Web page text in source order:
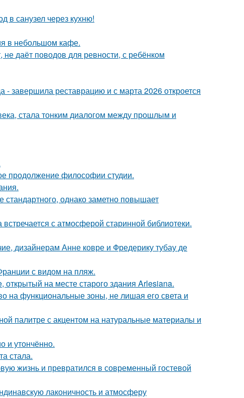
в санузел через кухню!
в небольшом кафе.
даёт поводов для ревности, с ребёнком
завершила реставрацию и с марта 2026 откроется
стала тонким диалогом между прошлым и
продолжение философии студии.
однако заметно повышает
с атмосферой старинной библиотеки.
дизайнерам Анне ковре и Фредерику тубау де
с видом на пляж.
на месте старого здания Arlesiana.
на функциональные зоны, не лишая его света и
палитре с акцентом на натуральные материалы и
и утончённо.
стала.
жизнь и превратился в современный гостевой
лаконичность и атмосферу